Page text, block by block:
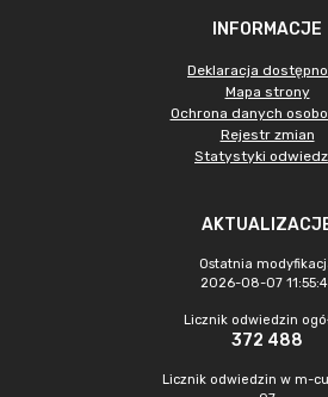
INFORMACJE
Deklaracja
Mapa strony
Ochrona danych
Rejestr zmian
Statystyki
Ostatnia
2026-08-07
Licznik odwiedzin
372 488
Licznik odwiedzin w m-